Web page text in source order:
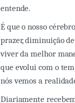
entende.
É que o nosso
prazer, diminuição
viver da melhor
que evolui com o
nós vemos a
Diariamente